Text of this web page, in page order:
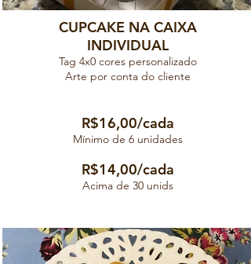
CUPCAKE NA CAIXA
INDIVIDUAL
Tag 4x0 cores personalizado
Arte por conta do cliente
R$16,00/cada
Mínimo de 6 unidades
R$14,00/cada
Acima de 30 unids